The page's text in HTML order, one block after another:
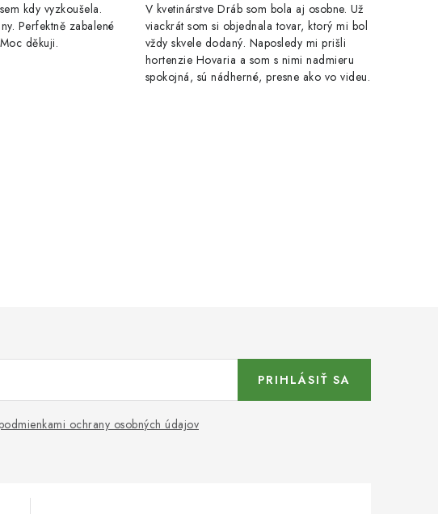
kdy vyzkoušela.
Perfektně zabalené
děkuji.
V kvetinárstve Dráb som bola aj osobne. Už
viackrát som si objednala tovar, ktorý mi bol
vždy skvele dodaný. Naposledy mi prišli
hortenzie Hovaria a som s nimi nadmieru
spokojná, sú nádherné, presne ako vo videu.
ochrany osobných údajov
PRIHLÁSIŤ SA